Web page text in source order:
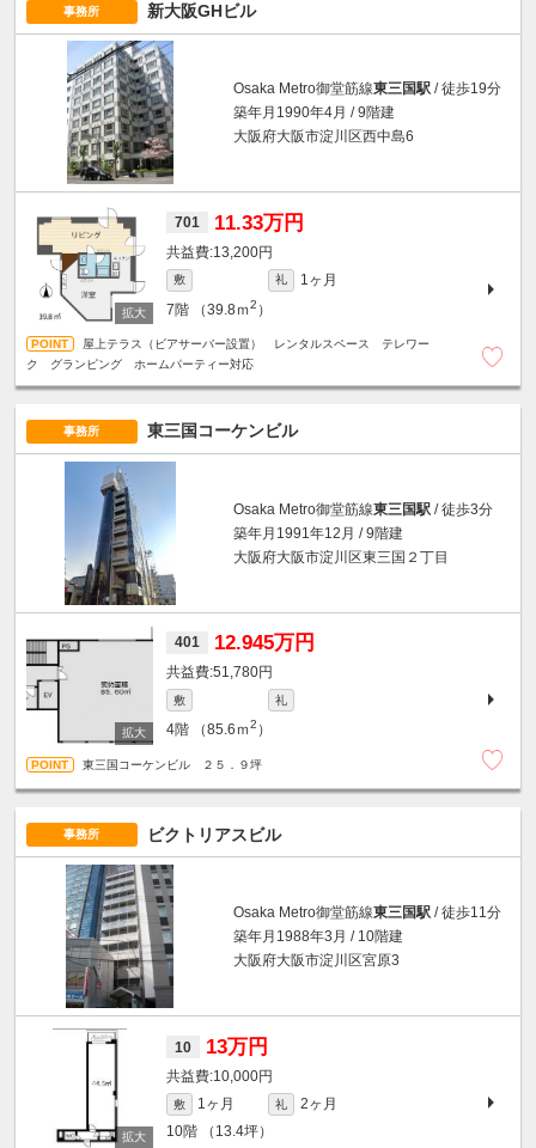
事務所 新大阪GHビル
Osaka Metro御堂筋線東三国駅 / 徒歩19分
築年月1990年4月 / 9階建
大阪府大阪市淀川区西中島6
701 11.33万円
13,200円
敷 礼
1ヶ月
7階
（39.8ｍ2 ）
屋上テラス（ビアサーバー設置） レンタルスペース テレワー
ク グランピング ホームパーティー対応
事務所 東三国コーケンビル
Osaka Metro御堂筋線東三国駅 / 徒歩3分
築年月1991年12月 / 9階建
大阪府大阪市淀川区東三国２丁目
401 12.945万円
51,780円
敷 礼
4階 （85.6ｍ2 ）
東三国コーケンビル ２５．９坪
事務所 ビクトリアスビル
Osaka Metro御堂筋線東三国駅 / 徒歩11分
築年月1988年3月 / 10階建
大阪府大阪市淀川区宮原3
10 13万円
10,000円
敷 1ヶ月 礼
2ヶ月
10階
（13.4坪）